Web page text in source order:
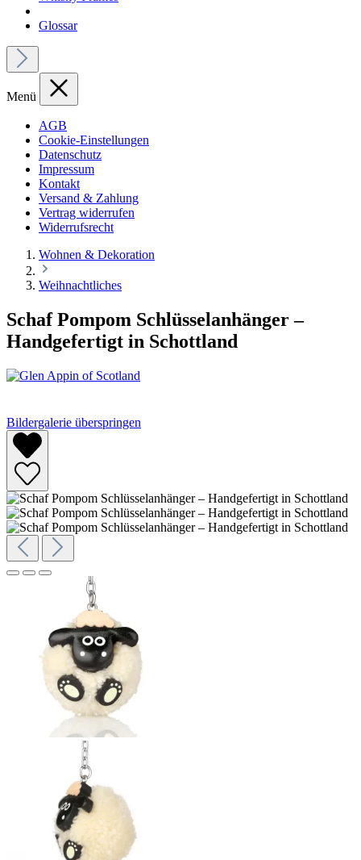
Glossar
Menü
AGB
Cookie-Einstellungen
Datenschutz
Impressum
Kontakt
Versand & Zahlung
Vertrag widerrufen
Widerrufsrecht
Wohnen & Dekoration
Weihnachtliches
Schaf Pompom Schlüsselanhänger –
Handgefertigt in Schottland
Bildergalerie überspringen